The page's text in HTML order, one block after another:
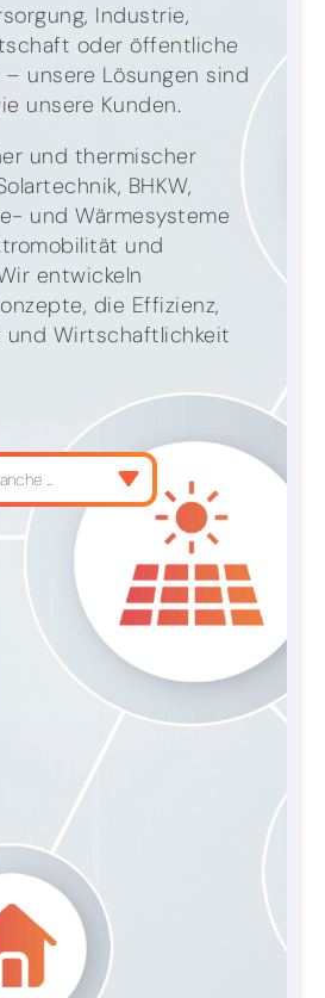
Industrie,
oder öffentliche
unsere Lösungen sind
unsere Kunden.
und thermischer
BHKW,
und Wärmesysteme
und
entwickeln
die Effizienz,
und Wirtschaftlichkeit
...